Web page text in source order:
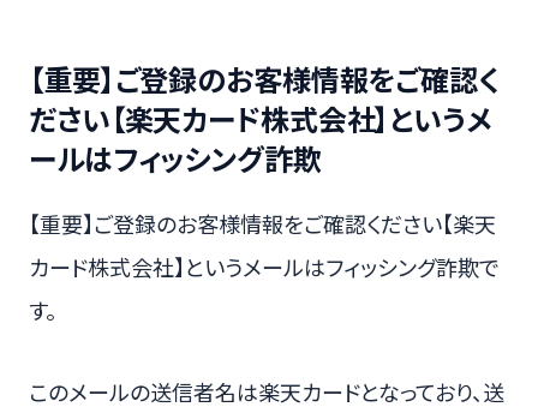
【重要】ご登録のお客様情報をご確認く
ださい【楽天カード株式会社】というメ
ールはフィッシング詐欺
【重要】ご登録のお客様情報をご確認ください【楽天
カード株式会社】というメールはフィッシング詐欺で
す。
このメールの送信者名は楽天カードとなっており、送